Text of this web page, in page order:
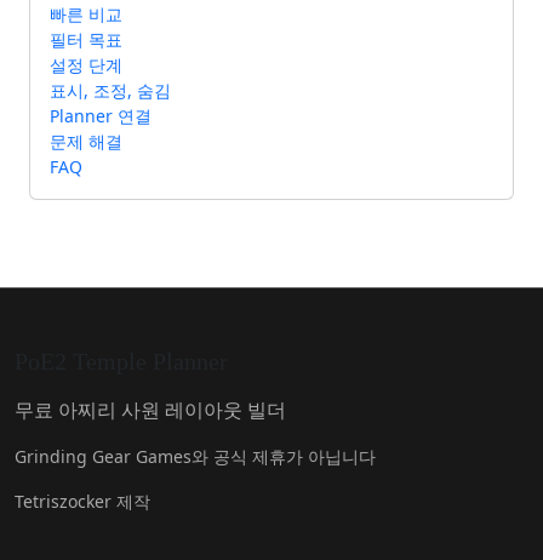
빠른 비교
필터 목표
설정 단계
표시, 조정, 숨김
Planner 연결
문제 해결
FAQ
무료 아찌리 사원 레이아웃 빌더
Grinding Gear Games와 공식 제휴가 아닙니다
Tetriszocker 제작